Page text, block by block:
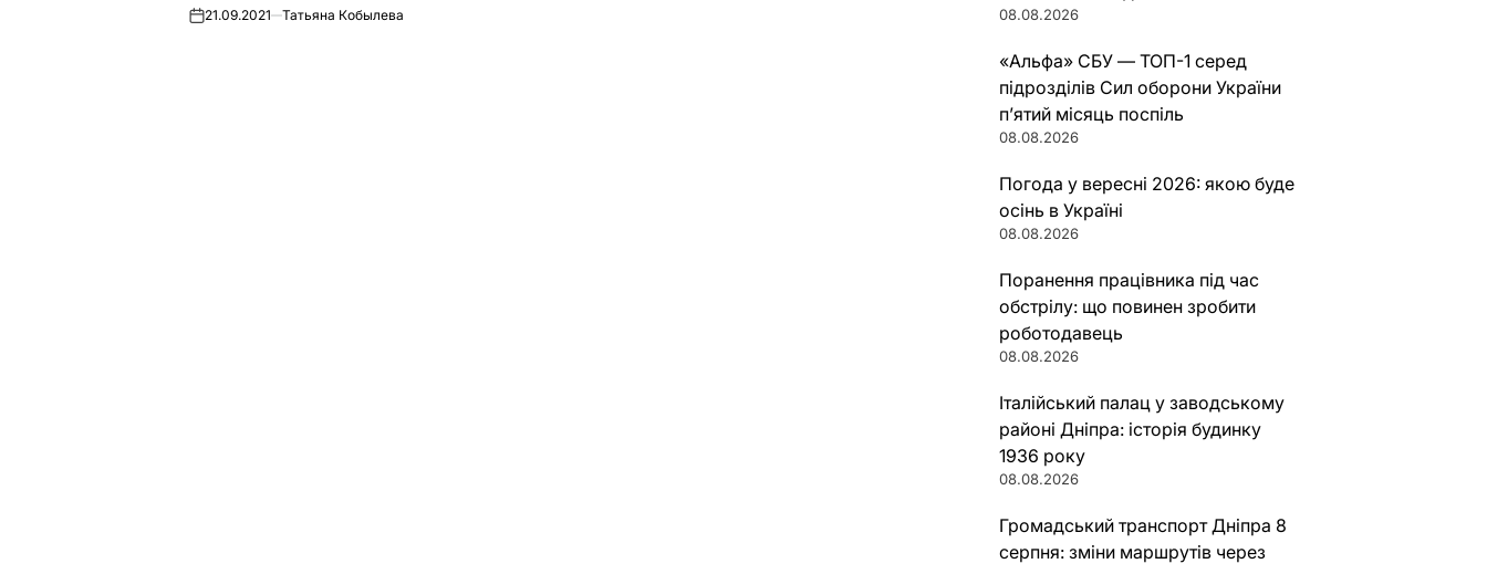
on21.09.2021 Татьяна Кобылева 08.08.2026
«Альфа» СБУ — ТОП-1 серед
підрозділів Сил оборони України
п’ятий місяць поспіль
08.08.2026
Погода у вересні 2026: якою буде
осінь в Україні
08.08.2026
Поранення працівника під час
обстрілу: що повинен зробити
роботодавець
08.08.2026
Італійський палац у заводському
районі Дніпра: історія будинку
1936 року
08.08.2026
Громадський транспорт Дніпра 8
серпня: зміни маршрутів через